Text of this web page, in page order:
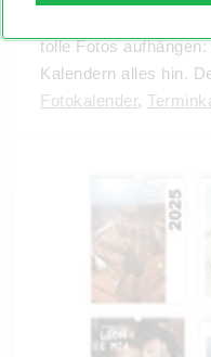
tolle Fotos
Kalendern alles hin.
Fotokalender,